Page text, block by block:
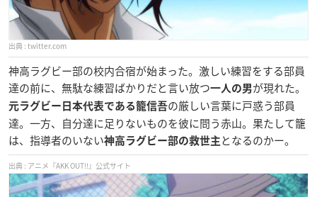
twitter.com
神高ラグビー部の校内合宿が始まった。激しい練習をする部員
達の前に、無駄な練習ばかりだと言い放つ一人の男が現れた。
元ラグビー日本代表である籠信吾の厳しい言葉に戸惑う部員
達。一方、自分達に足りないものを彼に問う赤山。果たして籠
は、指導者のいない神高ラグビー部の救世主 となるのかー。
アニメ『AKK OUT!!』公式サイト